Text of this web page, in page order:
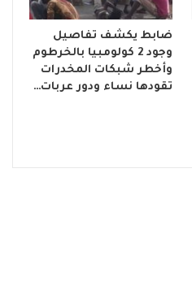
ضابط يكشف تفاصيل
وجود 2 كولومبيا بالخرطوم
وأخطر شبكات المخدرات
تقودها نساء ودور عربات…